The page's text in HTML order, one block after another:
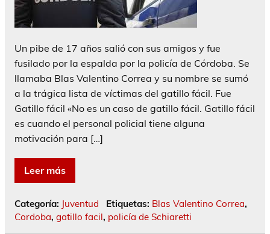
Un pibe de 17 años salió con sus amigos y fue
fusilado por la espalda por la policía de Córdoba. Se
llamaba Blas Valentino Correa y su nombre se sumó
a la trágica lista de víctimas del gatillo fácil. Fue
Gatillo fácil «No es un caso de gatillo fácil. Gatillo fácil
es cuando el personal policial tiene alguna
motivación para […]
Leer más
Categoría: Juventud Etiquetas: Blas Valentino Correa,
Cordoba, gatillo facil, policía de Schiaretti